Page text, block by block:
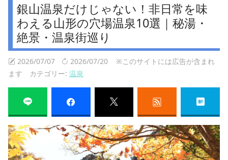
銀山温泉だけじゃない！非日常を味
わえる山形の穴場温泉10選｜秘湯・
絶景・温泉街巡り
2026/07/07 2026/07/20 ※このサイトには広告が含まれ
ます カテゴリー: 温泉